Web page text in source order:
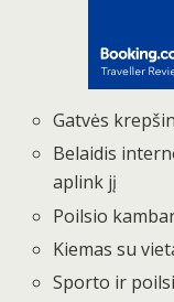
Gatvės
Belaidis
aplink jį
Poilsio
Kiemas su
Sporto ir